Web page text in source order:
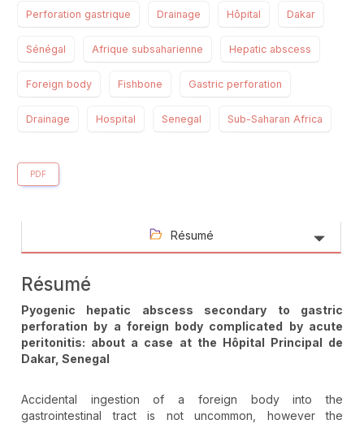
Perforation gastrique Drainage Hôpital Dakar
Sénégal Afrique subsaharienne Hepatic abscess
Foreign body Fishbone Gastric perforation
Drainage Hospital Senegal Sub-Saharan Africa
PDF
Résumé
Résumé
Pyogenic hepatic abscess secondary to gastric
perforation by a foreign body complicated by acute
peritonitis: about a case at the Hôpital Principal de
Dakar, Senegal
Accidental ingestion of a foreign body into the
gastrointestinal tract is not uncommon, however the